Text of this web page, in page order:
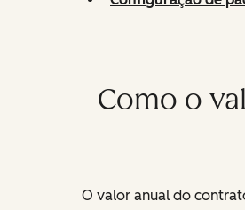
Como o
O valor anual do